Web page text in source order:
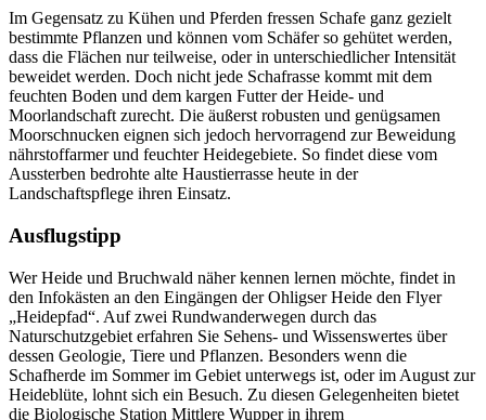
Im Gegensatz zu Kühen und Pferden fressen Schafe ganz gezielt
bestimmte Pflanzen und können vom Schäfer so gehütet werden,
dass die Flächen nur teilweise, oder in unterschiedlicher Intensität
beweidet werden. Doch nicht jede Schafrasse kommt mit dem
feuchten Boden und dem kargen Futter der Heide- und
Moorlandschaft zurecht. Die äußerst robusten und genügsamen
Moorschnucken eignen sich jedoch hervorragend zur Beweidung
nährstoffarmer und feuchter Heidegebiete. So findet diese vom
Aussterben bedrohte alte Haustierrasse heute in der
Landschaftspflege ihren Einsatz.
Ausflugstipp
Wer Heide und Bruchwald näher kennen lernen möchte, findet in
den Infokästen an den Eingängen der Ohligser Heide den Flyer
„Heidepfad“. Auf zwei Rundwanderwegen durch das
Naturschutzgebiet erfahren Sie Sehens- und Wissenswertes über
dessen Geologie, Tiere und Pflanzen. Besonders wenn die
Schafherde im Sommer im Gebiet unterwegs ist, oder im August zur
Heideblüte, lohnt sich ein Besuch. Zu diesen Gelegenheiten bietet
die Biologische Station Mittlere Wupper in ihrem